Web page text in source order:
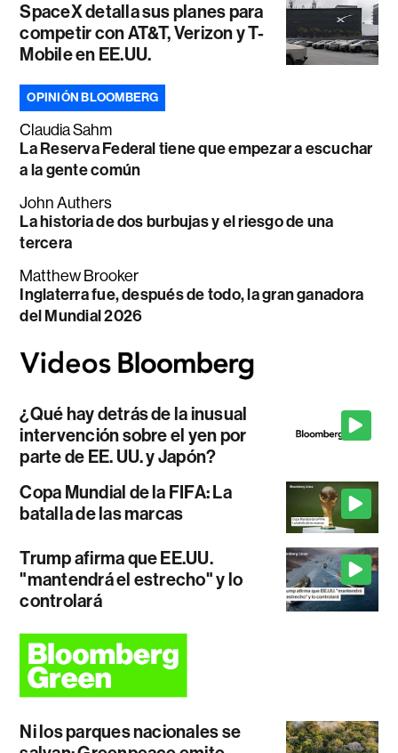
SpaceX detalla sus planes para
competir con AT&T, Verizon y T-
Mobile en EE.UU.
OPINIÓN BLOOMBERG
Claudia Sahm
La Reserva Federal tiene que empezar a escuchar
a la gente común
John Authers
La historia de dos burbujas y el riesgo de una
tercera
Matthew Brooker
Inglaterra fue, después de todo, la gran ganadora
del Mundial 2026
¿Qué hay detrás de la inusual
intervención sobre el yen por
parte de EE. UU. y Japón?
Copa Mundial de la FIFA: La
batalla de las marcas
Trump afirma que EE.UU.
"mantendrá el estrecho" y lo
controlará
Ni los parques nacionales se